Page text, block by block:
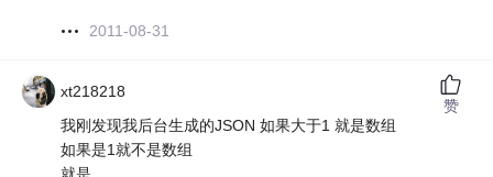
2011-08-31
xt218218
我刚发现我后台生成的JSON 如果大于1 就是数组
如果是1就不是数组
赞